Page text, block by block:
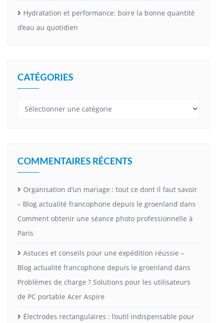
Hydratation et performance: boire la bonne quantité
d’eau au quotidien
CATÉGORIES
Catégories
COMMENTAIRES RÉCENTS
Organisation d’un mariage : tout ce dont il faut savoir
– Blog actualité francophone depuis le groenland dans
Comment obtenir une séance photo professionnelle à
Paris
Astuces et conseils pour une expédition réussie –
Blog actualité francophone depuis le groenland dans
Problèmes de charge ? Solutions pour les utilisateurs
de PC portable Acer Aspire
Électrodes rectangulaires : l’outil indispensable pour